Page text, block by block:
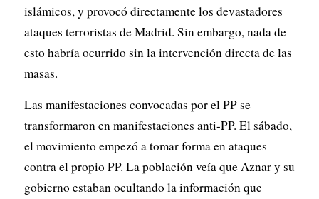
islámicos, y provocó directamente los devastadores
ataques terroristas de Madrid. Sin embargo, nada de
esto habría ocurrido sin la intervención directa de las
masas.
Las manifestaciones convocadas por el PP se
transformaron en manifestaciones anti-PP. El sábado,
el movimiento empezó a tomar forma en ataques
contra el propio PP. La población veía que Aznar y su
gobierno estaban ocultando la información que